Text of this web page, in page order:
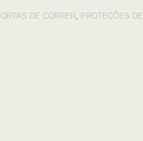
DE CORRER, PROTEÇÕES DE